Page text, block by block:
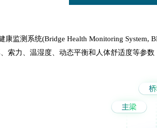
康监测系统(Bridge Health Monitoring System,
索力、温湿度、动态平衡和人体舒适度等参